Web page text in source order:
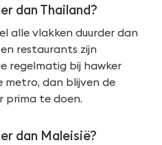
dan Thailand?
alle vlakken duurder dan
restaurants zijn
regelmatig bij hawker
metro, dan blijven de
prima te doen.
dan Maleisië?